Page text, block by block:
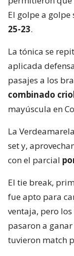
El golpe a golpe
25-23.
La tónica se
aplicada
pasajes a los
combinado
mayúscula en
La
set y,
con el parcial
El tie break,
fue apto para
ventaja, pero los
pasaron a
tuvieron match